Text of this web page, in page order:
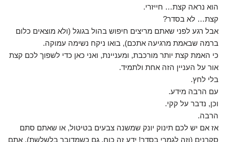
הוא נראה קצת… חייזרי.
קצת… לא בסדר?
אבל רגע לפני שאתם מריצים חיפוש בהול בגוגל (ולא מוצאים כלום
ברמה שבאמת מרגיעה אתכם), בואו ניקח נשימה עמוקה.
כי האמת קצת יותר מורכבת, ומעניינת, ואני כאן כדי לשפוך לכם קצת
אור על העניין הזה אחת ולתמיד.
בלי לחץ.
עם הרבה מידע.
וכן, נדבר על קקי.
הרבה.
אז אם יש לכם תינוק יונק שמשנה צבעים בטיטול, או שאתם סתם
סקרנים (וזה לגמרי בסדר! ידע זה כוח, גם כשמדובר בלשלשת), אתם